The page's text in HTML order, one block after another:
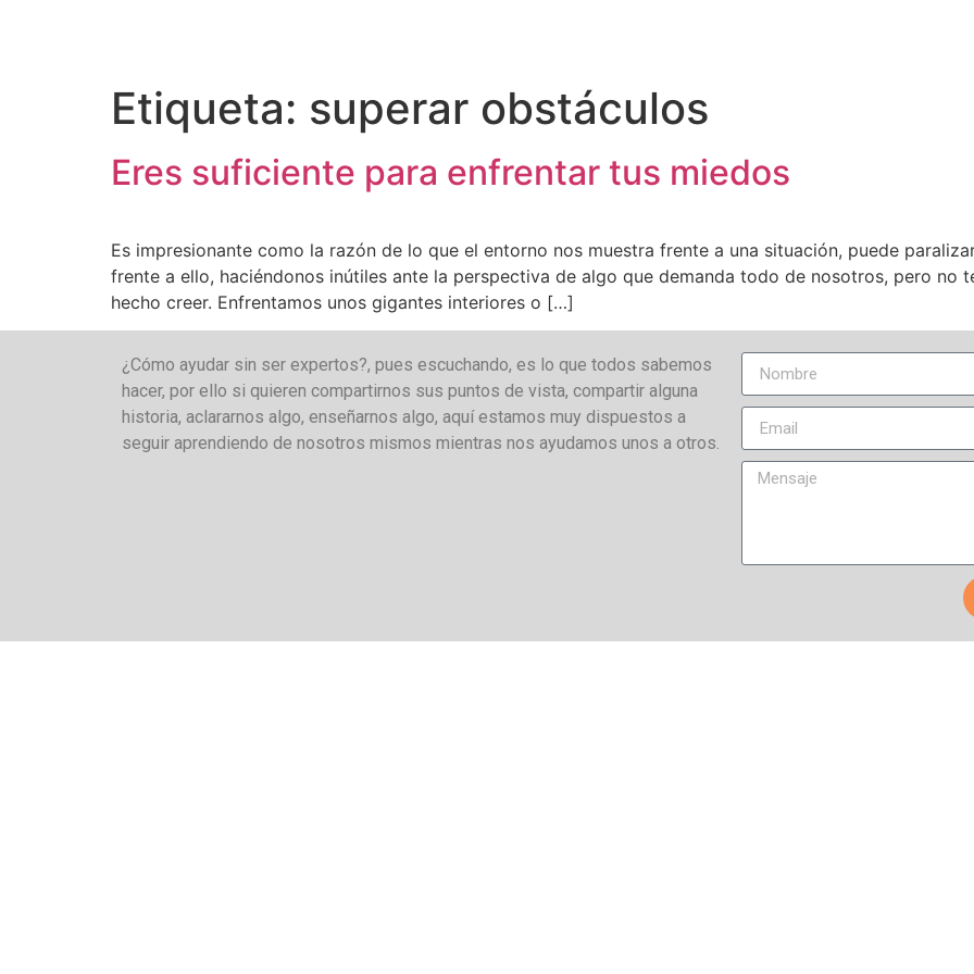
Etiqueta: superar obstáculos
Eres suficiente para enfrentar tus miedos
Es impresionante como la razón de lo que el entorno nos muestra frente a una situación, puede
frente a ello, haciéndonos inútiles ante la perspectiva de algo que demanda todo de nosotros, pero no
hecho creer. Enfrentamos unos gigantes interiores o […]
¿Cómo ayudar sin ser expertos?, pues escuchando, es lo que todos sabemos
hacer, por ello si quieren compartirnos sus puntos de vista, compartir alguna
historia, aclararnos algo, enseñarnos algo, aquí estamos muy dispuestos a
seguir aprendiendo de nosotros mismos mientras nos ayudamos unos a otros.